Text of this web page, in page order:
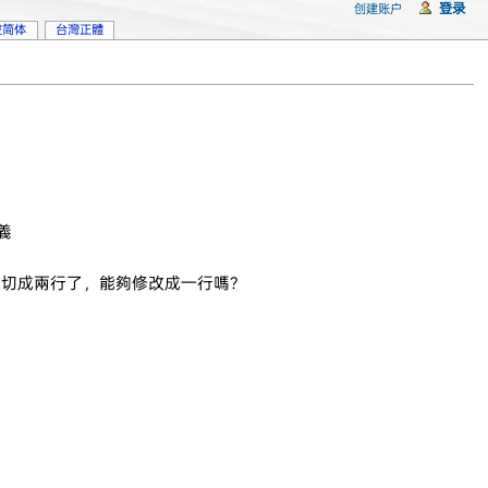
成兩行了，能夠修改成一行嗎？
体 台灣正體
创建账户 登录